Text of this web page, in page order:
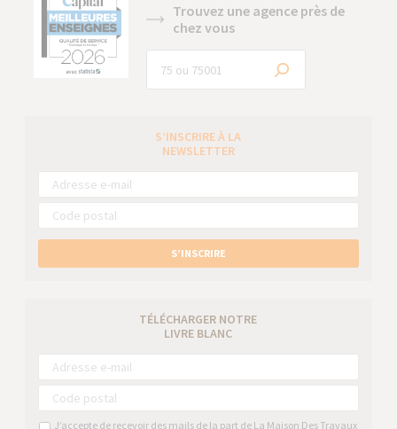
Trouvez une agence près de
chez vous
S’INSCRIRE À LA
NEWSLETTER
S’INSCRIRE
TÉLÉCHARGER NOTRE
LIVRE BLANC
J’accepte de recevoir des mails de la part de La Maison Des Travaux